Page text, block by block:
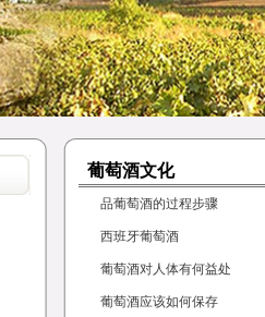
葡萄酒文化
品葡萄酒的过程步骤
西班牙葡萄酒
葡萄酒对人体有何益处
葡萄酒应该如何保存